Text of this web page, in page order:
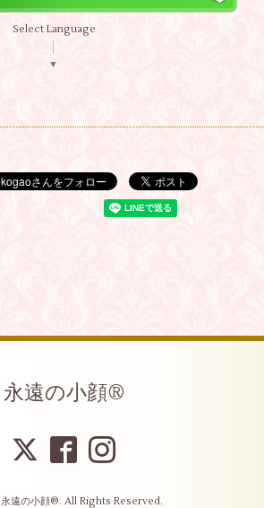
Select Language
▼
永遠の小顔®︎
永遠の小顔®︎. All Rights Reserved.